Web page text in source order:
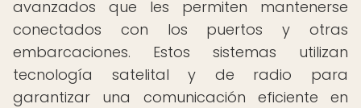
avanzados que les permiten mantenerse
conectados con los puertos y otras
embarcaciones. Estos sistemas utilizan
tecnología satelital y de radio para
garantizar una comunicación eficiente en